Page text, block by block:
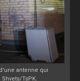
antenne qui
TsPK.